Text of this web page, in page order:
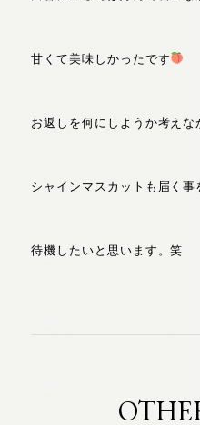
甘くて美味しかったです
お返しを何にしようか考えな
シャインマスカットも届く事
待機したいと思います。笑